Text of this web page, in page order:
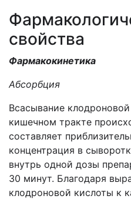
свойства
Фармакокинетика
Абсорбция
Всасывание
кишечном тракте
составляет
концентрация в
внутрь одной дозы
30 минут. Благодаря
клодроновой кислоты к